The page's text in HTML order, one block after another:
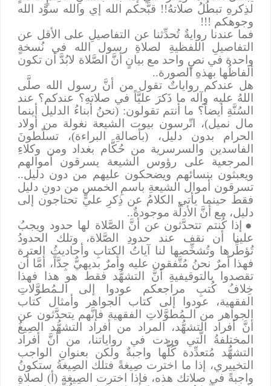
لذِكرهِ تبطُلُ صلاتهُ!! قبَّحكم الله إي والله سوَّد الله
وجوهكم !!!
فما عندنا روايةٌ تُحدِّثنا عن التفاصيلِ على الأقل عن
التفاصيلِ اللفظيةِ لصلاةِ رسول الله في نُسخةٍ
واحدة في نصٍ واحد مع بيانٍ أنَّ الصَّلاة لابُدَّ أن تكون
ألفاظُها بهذهِ الصورة..
هل عندكم رواياتٌ تقول من أنَّ رسول الله صلَّى
اللهُ عليه وآله ما ذَكرَ عليَّاً في صلاتهِ؟ عندكم؟ عند
السُنَّةِ أيضاً؟ ما أنتم تقولون: (نحنُ أبناءُ الدليل أينما
مال نميل)، اتّرسون بيوت الشيعة نغولة من أولاد
الحرام بدون دليل، (بأصالةِ البراءة)، تسلّطونَ
الفاسدين والسرسرية من حُكَّام بغداد ومن وكلاءِ
المرجعية على رؤوس الشيعة يسرقون أموالهم
ويعبثون بنسائهم ويضحكون عليهم من دون دليل..
تسرقون أموال الشيعةِ باسمِ الخمس من دونِ دليل
فقط حينما يأتي الكلامُ عن ذِكرِ عليٍّ تحتاجون إلى
دليل، مع أنَّ الأدلَّة موجودةٌ..
●إذا كُنتم تتحدَّثون عن أنَّ الصَّلاة لها حدود ويجبُ
علينا أن نقف عند حدودِ الصَّلاة، وتلك الحدودُ
تُؤطِّرها وتُشخِّصها لنا آياتُ الكتابِ وأحاديثُ العترة
فهذا أمرٌ نحنُ مُتَّفقون عليه وأمرٌ بديهيٌّ جِدَّاً، أمَّا أن
تقصدوا بالتوقيفيةِ أنَّ التشهُّد فقط هو هذا فهذا
خِلافُ كُتبِ مراجعكم عودوا إلى الـمُطوَّلاتِ
الفقهية، عودوا إلى كتاب الجواهر وأمثال كتاب
الجواهر من الـمُطوَّلاتِ الفقهية فإنَّهم يتحدَّثون عن
أنَّ أفراد التشهُّد، المراد من أفراد التشهُّد الصِيغُ
المختلفةُ الَّتي وردت في رواياتنا، من أنَّ أفراد
التشهُّد مُتعدِّدة كُلُّها واجبةٌ ولكن بعنوانِ الواجب
التخييري، إذا ما اخترت صِيغةً فتلك الصِيغةُ ستكونُ
واجبةً في صلاتك هذه، فإذا اخترت الصِيغة (أ) لصلاةِ